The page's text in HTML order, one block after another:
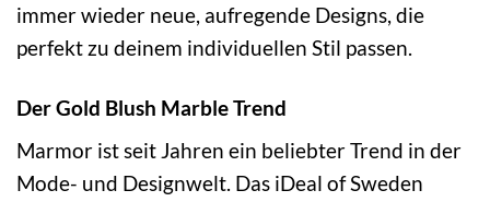
immer wieder neue, aufregende Designs, die
perfekt zu deinem individuellen Stil passen.
Der Gold Blush Marble Trend
Marmor ist seit Jahren ein beliebter Trend in der
Mode- und Designwelt. Das iDeal of Sweden